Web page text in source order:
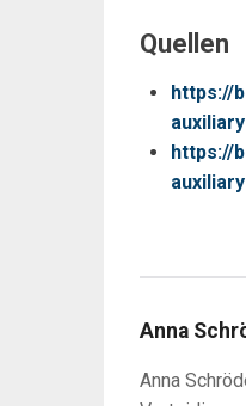
Quellen
https://
https://
Anna
Anna